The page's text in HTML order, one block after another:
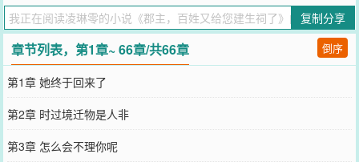
赶着奉承她的人退避三舍不说，亲娘被气得病弱在床，亲爹不知所
踪，好友反目，婚约尽毁。从天胡沦为天崩开局，元嘉只能撸起衣袖
收拾穿越者留下的烂摊子。所有人都觉得成阳郡主早已身败名裂，遭
了父母和帝王家厌弃，就如同过街老鼠，谁都可以踩上一脚。可怨天
尤人从不是她的风格，没时间惋惜被抢走的三年时间，先顾娘再找
爹，一边准备利用她在现代所学习的知识干一笔大事业。编医册，改
农具，引良种，设女学，推简字……名声？荣华？财富？不过是探囊
取物。直至后来，第一任女状元是她的学生，乡野童谣里唱的都是她
的名，举国上下无一人敢对她不敬。元嘉：一不小心就名垂千古了怎
么办？！《宁书》有载，成阳郡主…使百姓疫至不慌，病来不惧，户
复制分享
章节列表，第1章~ 66章/共66章 倒序
第1章 她终于回来了
第2章 时过境迁物是人非
第3章 怎么会不理你呢